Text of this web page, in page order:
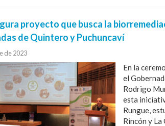
proyecto que busca la
de Quintero y Puchuncaví
de 2023
En la
el
Rodrigo
esta
Rungue,
Rincón y La